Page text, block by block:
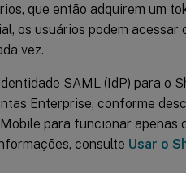
que então adquirem um
os usuários podem
vez.
SAML (IdP) para o
Enterprise, conforme
para funcionar apenas
consulte Usar o